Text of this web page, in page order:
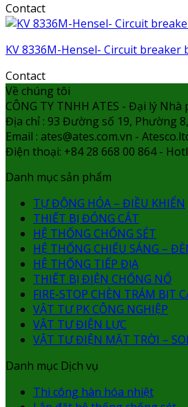
Contact
KV 8336M-Hensel- Circuit
Contact
Về chúng tôi
CÔNG TY TNHH ATES - Đại lý
Địa chỉ : 93 Đường số 19, Phường 8,
Email : ates@ates.com.vn -
Điện thoại: +84 28 668 00 864 -
Danh mục sản phẩm
TỰ ĐỘNG HÓA – ĐIỀU KHIỂN
THIẾT BỊ ĐÓNG CẮT
HỆ THỐNG CHỐNG SÉT
HỆ THỐNG CHIẾU SÁNG –
HỆ THỐNG TIẾP ĐỊA
THIẾT BỊ ĐIỆN CHỐNG NỔ
FIRE-STOP CHÈN TRÁM BỊT
VẬT TƯ PK CÔNG NGHIỆP
VẬT TƯ ĐIỆN LỰC
VẬT TƯ ĐIỆN MẶT TRỜI –
Danh mục Dịch vụ
Thi công hàn hóa nhiệt